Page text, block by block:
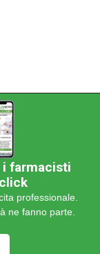
farmacisti
professionale.
ne fanno parte.